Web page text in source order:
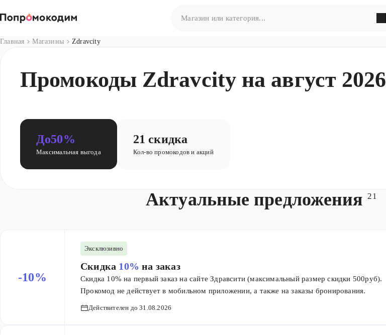
Попробуйте сформулировать запрос по-другому
Главная Магазины Zdravcity
Промокоды Zdravcity на август 2026
До50%
Максимальная выгода
21 скидка
Кол-во промокодов и акций
Актуальные предложения 21
-10%
Эксклюзивно
Скидка 10%на заказ
Скидка 10% на первый заказ на сайте Здравсити (максимальный размер скидки 500руб).
Прокомод не действует в мобильном приложении, а также на заказы бронирования.
Действителен до 31.08.2026